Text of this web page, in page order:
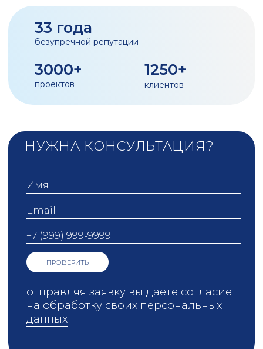
АКАДЕМИЯДЛЯ БИЗНЕСА|
Видео-материалы
записи вебинаров и бизнес-
завтраков
эксклюзивный материал
Статьи